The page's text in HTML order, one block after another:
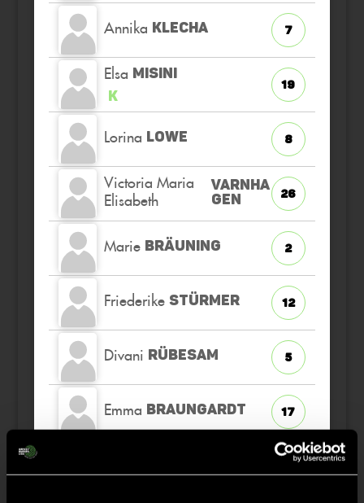
Annika KLECHA 7
Elsa MISINI
K
19
Lorina LOWE 8
Victoria Maria
Elisabeth
VARNHA
GEN
26
Marie BRÄUNING 2
Friederike STÜRMER 12
Divani RÜBESAM 5
Emma BRAUNGARDT 17